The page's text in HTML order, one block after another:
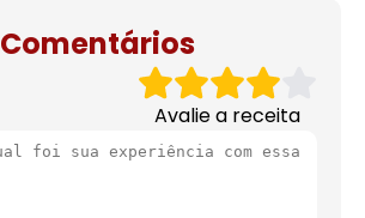
Comentários
Avalie a receita